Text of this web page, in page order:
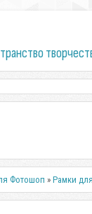
Фотошоп »Рамки